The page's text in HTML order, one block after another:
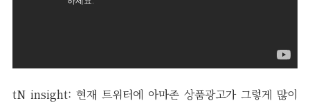
tN insight: 현재 트위터에 아마존 상품광고가 그렇게 많이